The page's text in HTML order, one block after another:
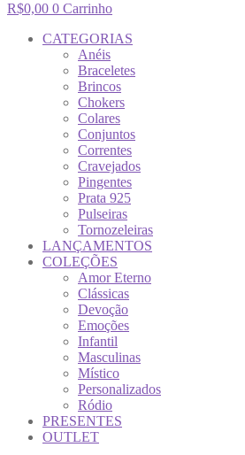
R$0,00 0 Carrinho
CATEGORIAS
Anéis
Braceletes
Brincos
Chokers
Colares
Conjuntos
Correntes
Cravejados
Pingentes
Prata 925
Pulseiras
Tornozeleiras
LANÇAMENTOS
COLEÇÕES
Amor Eterno
Clássicas
Devoção
Emoções
Infantil
Masculinas
Místico
Personalizados
Ródio
PRESENTES
OUTLET